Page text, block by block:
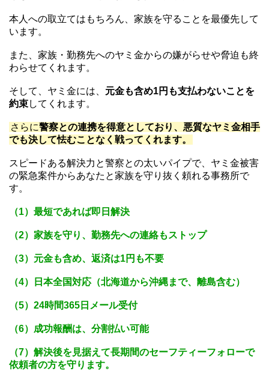
本人への取立てはもちろん、家族を守ることを最優先して
います。
また、家族・勤務先へのヤミ金からの嫌がらせや脅迫も終
わらせてくれます。
そして、ヤミ金には、 元金も含め1円も支払わないことを
約束してくれます。
さらに警察との連携を得意としており、悪質なヤミ金相手
でも決して怯むことなく戦ってくれます。
スピードある解決力と警察との太いパイプで、ヤミ金被害
の緊急案件からあなたと家族を守り抜く頼れる事務所で
す。
（1）最短であれば即日解決
（2）家族を守り、勤務先への連絡もストップ
（3）元金も含め、返済は1円も不要
（4）日本全国対応（北海道から沖縄まで、離島含む）
（5）24時間365日メール受付
（6）成功報酬は、分割払い可能
（7）解決後を見据えて長期間のセーフティーフォローで
依頼者の方を守ります。